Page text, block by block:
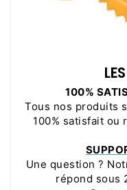
100%
Tous nos produits
100% satisfait ou
Une question ?
répond sous